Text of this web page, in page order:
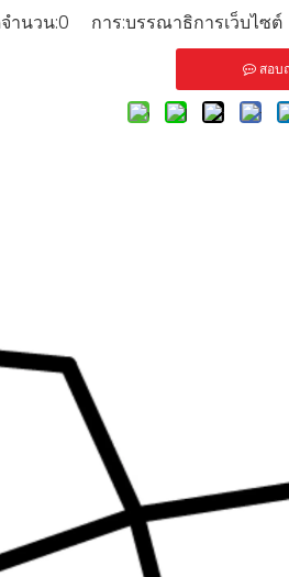
ำนวน:0 การ:บรรณาธิการเว็บไ
สอบ